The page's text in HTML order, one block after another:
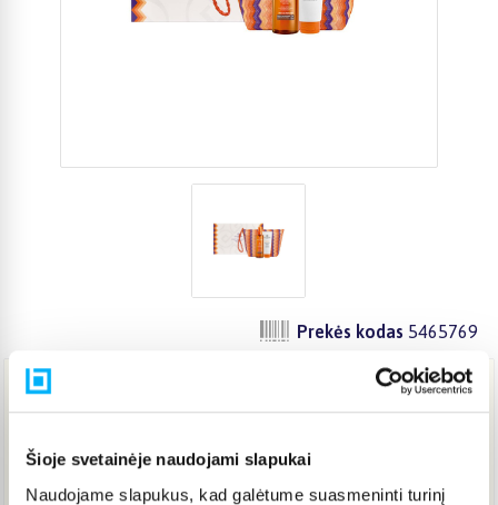
Šioje svetainėje naudojami slapukai
Naudojame slapukus, kad galėtume suasmeninti turinį
Prekės kodas 5465769
18,49 €